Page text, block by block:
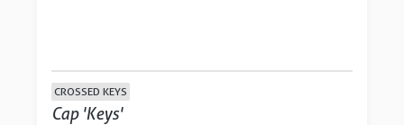
CROSSED KEYS
Cap 'Keys'